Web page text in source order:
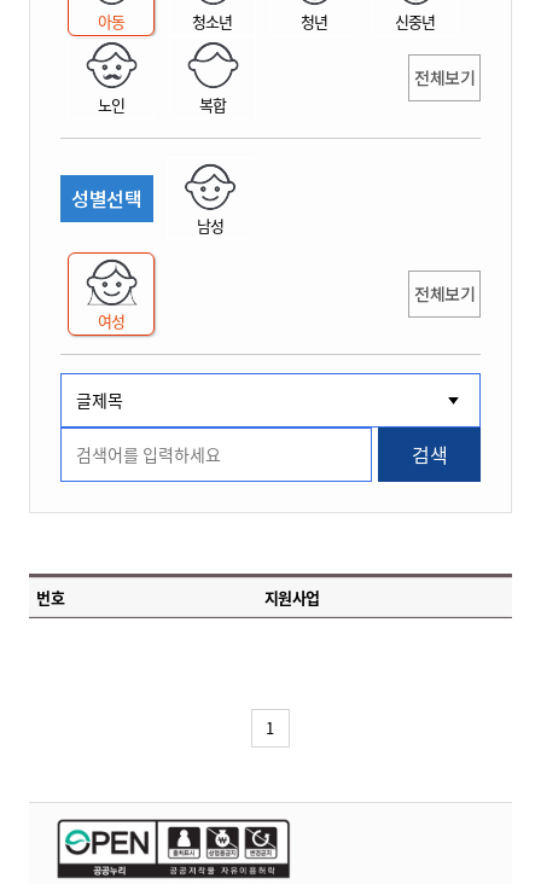
아동 청소년 청년 신중년
노인 복합
전체보기
성별선택
남성
여성
전체보기
검색
번호 지원사업
1